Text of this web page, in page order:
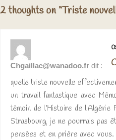
2 thoughts on “Triste
Chgaillac@wanadoo.fr dit :
quelle triste nouvelle
un travail fantastique avec
témoin de l’Histoire de l’Algérie
Strasbourg, je ne pourrais pas
pensées et en prière avec